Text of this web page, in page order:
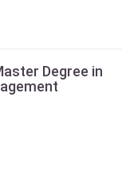
Degree in